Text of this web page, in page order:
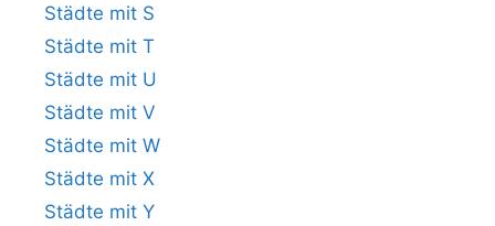
Städte mit S
Städte mit T
Städte mit U
Städte mit V
Städte mit W
Städte mit X
Städte mit Y